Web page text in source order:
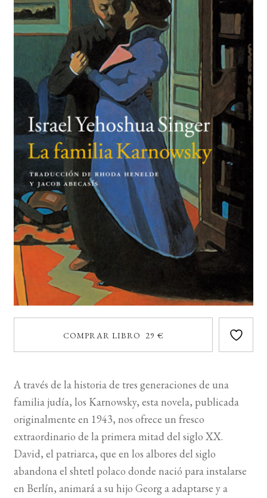
BUSCAR
LISTA DE LIBROS
COMPRAR LIBRO 29 €
A través de la historia de tres generaciones de una
familia judía, los Karnowsky, esta novela, publicada
originalmente en 1943, nos ofrece un fresco
extraordinario de la primera mitad del siglo XX.
David, el patriarca, que en los albores del siglo
abandona el shtetl polaco donde nació para instalarse
en Berlín, animará a su hijo Georg a adaptarse y a